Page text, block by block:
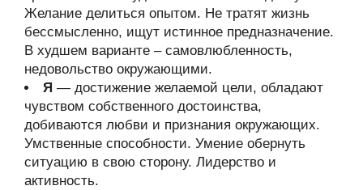
Желание делиться опытом. Не тратят жизнь
бессмысленно, ищут истинное предназначение.
В худшем варианте – самовлюбленность,
недовольство окружающими.
Я — достижение желаемой цели, обладают
чувством собственного достоинства,
добиваются любви и признания окружающих.
Умственные способности. Умение обернуть
ситуацию в свою сторону. Лидерство и
активность.